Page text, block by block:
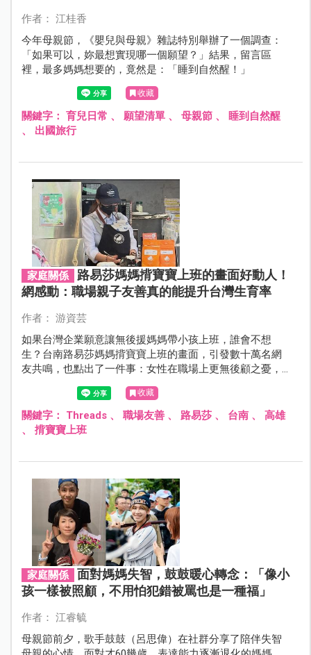
作者： 江桂香
今年母親節，《嬰兒與母親》雜誌特別舉辦了一個調查：
「如果可以，妳最想實現哪一個願望？」結果，留言區
裡，最多媽媽想要的，竟然是：「睡到自然醒！」
收藏
關鍵字： 育兒日常 、 願望清單、 母親節、
睡到自然醒
、 出國旅行
家庭關係
路易莎媽媽揹寶寶上班的畫面好動人！
網感動：職場親子友善真的能提升台灣生育率
作者： 游資芸
如果台灣企業願意讓無後援媽媽帶小孩上班，誰會不想
生？台南路易莎媽媽揹寶寶上班的畫面，引發數十萬名網
友共鳴，也點出了一件事：女性在職場上更無後顧之憂，
才是提升生育率的主要關鍵之一。
收藏
關鍵字： Threads、 職場友善、 路易莎、 台南、 高雄
、 揹寶寶上班
家庭關係
面對媽媽失智，鼓鼓暖心轉念：「像小
孩一樣被照顧，不用怕犯錯被罵也是一種福」
作者： 江睿毓
母親節前夕，歌手鼓鼓（呂思偉）在社群分享了陪伴失智